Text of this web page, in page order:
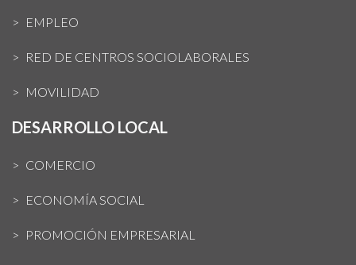
EMPLEO
RED DE CENTROS SOCIOLABORALES
MOVILIDAD
DESARROLLO LOCAL
COMERCIO
ECONOMÍA SOCIAL
PROMOCIÓN EMPRESARIAL